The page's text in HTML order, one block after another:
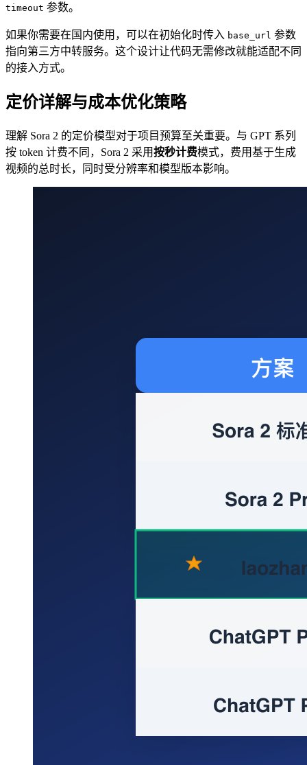
timeout 参数。
如果你需要在国内使用，可以在初始化时传入 base_url 参数
指向第三方中转服务。这个设计让代码无需修改就能适配不同
的接入方式。
定价详解与成本优化策略
理解 Sora 2 的定价模型对于项目预算至关重要。与 GPT 系列
按 token 计费不同，Sora 2 采用按秒计费模式，费用基于生成
视频的总时长，同时受分辨率和模型版本影响。